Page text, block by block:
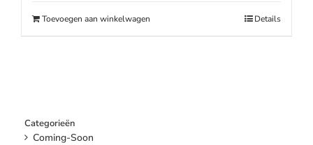
Toevoegen aan winkelwagen Details
Categorieën
Coming-Soon